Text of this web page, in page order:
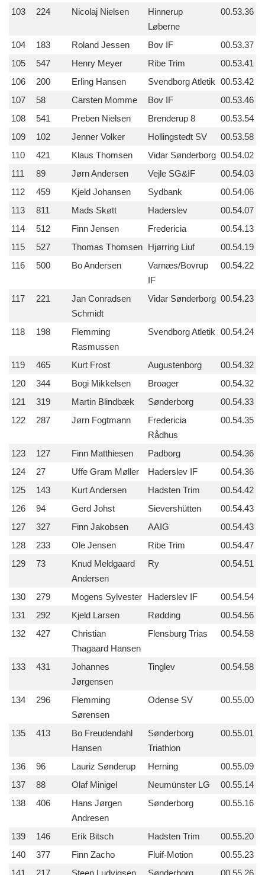
103 224 Nicolaj Nielsen
Hinnerup
Løberne
00.53.36
104 183 Roland Jessen Bov IF
00.53.37
105
547 Henry Meyer Ribe Trim
00.53.41
106
200 Erling Hansen Svendborg Atletik 00.53.42
107
58 Carsten Momme Bov IF
00.53.46
108
541 Preben Nielsen Brenderup 8
00.53.54
109
102 Jenner Volker Hollingstedt SV
00.53.58
110
421 Klaus Thomsen Vidar Sønderborg 00.54.02
111
89 Jørn Andersen Vejle SG&IF
00.54.03
112
459 Kjeld Johansen Sydbank
00.54.06
113
811 Mads Skøtt Haderslev
00.54.07
114
512 Finn Jensen Fredericia
00.54.13
115
527 Thomas Thomsen Hjørring Liuf
00.54.19
116
500 Bo Andersen
Varnæs/Bovrup
IF
00.54.22
117 221
Jan Conradsen
Schmidt
Vidar Sønderborg 00.54.23
118 198
Flemming
Rasmussen
Svendborg Atletik 00.54.24
119 465 Kurt Frost Augustenborg
00.54.32
120
344 Bogi Mikkelsen Broager
00.54.32
121
319 Martin Blindbæk Sønderborg
00.54.33
122
287 Jørn Fogtmann
Fredericia
Rådhus
00.54.35
123 127 Finn Matthiesen Padborg
00.54.36
124
27 Uffe Gram Møller Haderslev IF
00.54.36
125
143 Kurt Andersen Hadsten Trim
00.54.42
126
94 Gerd Johst Sievershütten
00.54.43
127
327 Finn Jakobsen AAIG
00.54.43
128
233 Ole Jensen Ribe Trim
00.54.47
129
73
Knud Meldgaard
Andersen
Ry 00.54.51
130 279 Mogens Sylvester Haderslev IF
00.54.54
131
292 Kjeld Larsen Rødding
00.54.56
132
427
Christian
Thagaard Hansen
Flensburg Trias 00.54.58
133 431
Johannes
Jørgensen
Tinglev 00.54.58
134 296
Flemming
Sørensen
Odense SV 00.55.00
135 413
Bo Freudendahl
Hansen
Sønderborg
Triathlon
00.55.01
136 96 Lauriz Sønderup Herning
00.55.09
137
88 Olaf Minigel Neumünster LG
00.55.14
138
406
Hans Jørgen
Andresen
Sønderborg 00.55.16
139 146 Erik Bitsch Hadsten Trim
00.55.20
140
377 Finn Zacho Fluif-Motion
00.55.23
141
217 Steen Ludvigsen
Sønderborg
00.55.26